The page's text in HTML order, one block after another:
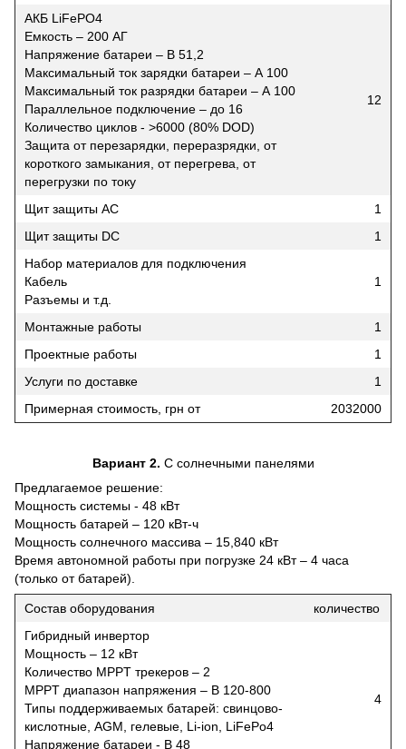
АКБ LiFePO4
Емкость – 200 АГ
Напряжение батареи – В 51,2
Максимальный ток зарядки батареи – А 100
Максимальный ток разрядки батареи – А 100
Параллельное подключение – до 16
Количество циклов - >6000 (80% DOD)
Защита от перезарядки, переразрядки, от
короткого замыкания, от перегрева, от
перегрузки по току
12
Щит защиты АС
1
Щит защиты DC
1
Набор материалов для подключения
Кабель
Разъемы и т.д.
1
Монтажные работы
1
Проектные работы
1
Услуги по доставке
1
Примерная стоимость, грн от
2032000
Вариант 2. С солнечными панелями
Предлагаемое решение:
Мощность системы - 48 кВт
Мощность батарей – 120 кВт-ч
Мощность солнечного массива – 15,840 кВт
Время автономной работы при погрузке 24 кВт – 4 часа
(только от батарей).
Состав оборудования
количество
Гибридный инвертор
Мощность – 12 кВт
Количество MPPT трекеров – 2
MPPT диапазон напряжения – B 120-800
Типы поддерживаемых батарей: свинцово-
кислотные, AGM, гелевые, Li-ion, LiFePo4
Напряжение батареи - В 48
4